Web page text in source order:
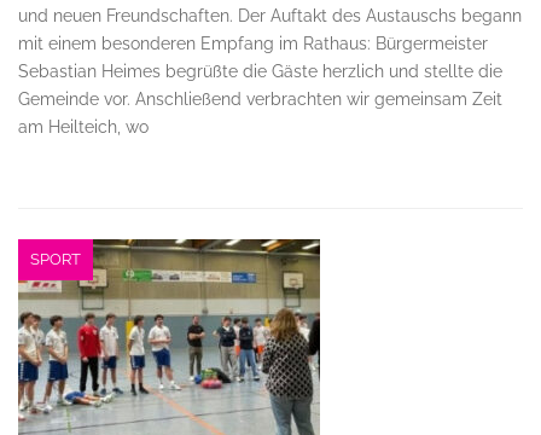
und neuen Freundschaften. Der Auftakt des Austauschs begann
mit einem besonderen Empfang im Rathaus: Bürgermeister
Sebastian Heimes begrüßte die Gäste herzlich und stellte die
Gemeinde vor. Anschließend verbrachten wir gemeinsam Zeit
am Heilteich, wo
SPORT